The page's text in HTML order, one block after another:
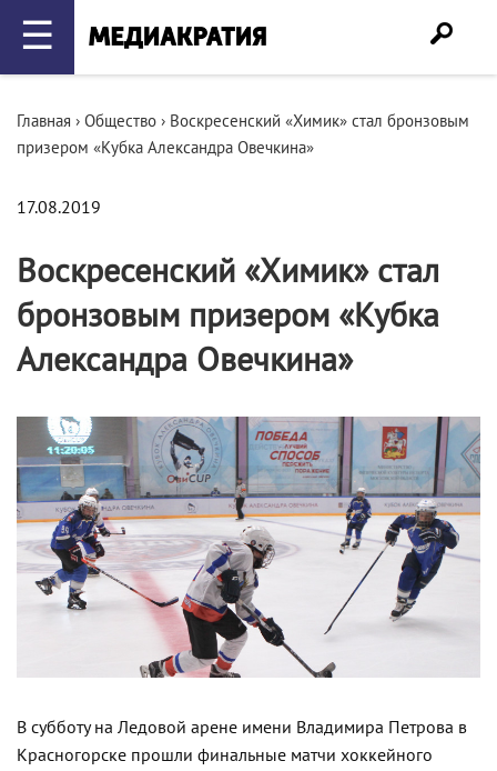
☰
Главная › Общество › Воскресенский «Химик» стал бронзовым
призером «Кубка Александра Овечкина»
17.08.2019
Воскресенский «Химик» стал
бронзовым призером «Кубка
Александра Овечкина»
В субботу на Ледовой арене имени Владимира Петрова в
Красногорске прошли финальные матчи хоккейного